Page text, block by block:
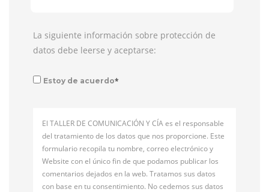
La siguiente información sobre protección de
datos debe leerse y aceptarse:
Estoy de acuerdo*
El TALLER DE COMUNICACIÓN Y CÍA es el responsable
del tratamiento de los datos que nos proporcione. Este
formulario recopila tu nombre, correo electrónico y
Website con el único fin de que podamos publicar los
comentarios dejados en la web. Tratamos sus datos
con base en tu consentimiento. No cedemos sus datos